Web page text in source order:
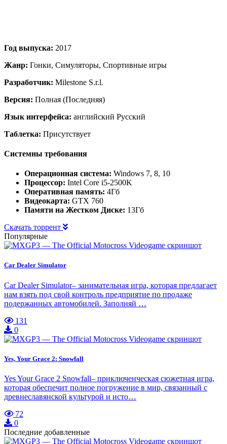
Год выпуска: 2017
Жанр: Гонки, Симуляторы, Спортивные игры
Разработчик: Milestone S.r.l.
Версия: Полная (Последняя)
Язык интерфейса: английский Русский
Таблетка: Присутствует
Системны требования
Операционная система: Windows 7, 8, 10
Процессор: Intel Core i5-2500K
Оперативная память: 4Гб
Видеокарта: GTX 760
Памяти на Жестком Диске: 13Гб
Скачать торрент
Популярные
Car Dealer Simulator
Car Dealer Simulator– занимательная игра, которая предлагает
нам взять под свой контроль предприятие по продаже
подержанных автомобилей. Заполняй …
131
0
Yes, Your Grace 2: Snowfall
Yes Your Grace 2 Snowfall– приключенческая сюжетная игра,
которая обеспечит полное погружение в мир, связанный с
древнеславянской культурой и исто…
72
0
Последние добавленные